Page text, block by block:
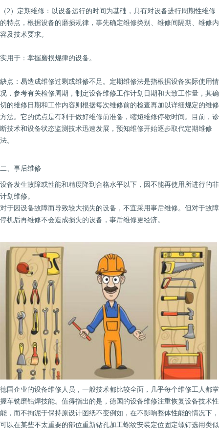
（2）定期维修：以设备运行的时间为基础，具有对设备进行周期性维修
的特点，根据设备的磨损规律，事先确定维修类别、维修间隔期、维修内
容及技术要求。
实用于：掌握磨损规律的设备。
缺点：易造成维修过剩或维修不足。定期维修法是指根据设备实际使用情
况，参考有关检修周期，制定设备维修工作计划日期和大致工作量，其确
切的维修日期和工作内容则根据每次维修前的检查再加以详细规定的维修
方法。它的优点是有利于做好维修前准备，缩短维修停歇时间。目前，诊
断技术和设备状态监测技术迅速发展，预知维修开始逐步取代定期维修
法。
二、事后维修
设备发生故障或性能和精度降到合格水平以下，因不能再使用所进行的非
计划维修。
对于因设备故障而导致较大损失的设备，不宜采用事后维修。但对于故障
停机后再维修不会造成损失的设备，事后维修更经济。
德国企业的设备维修人员，一般技术都比较全面，几乎每个维修工人都掌
握车铣磨钻焊技能。值得指出的是，德国的设备维修注重恢复设备技术性
能，而不拘泥于保持原设计图纸不变例如，在不影响整体性能的情况下，
可以在某些不太重要的部位重新钻孔加工螺纹安装定位固定螺钉选用类似